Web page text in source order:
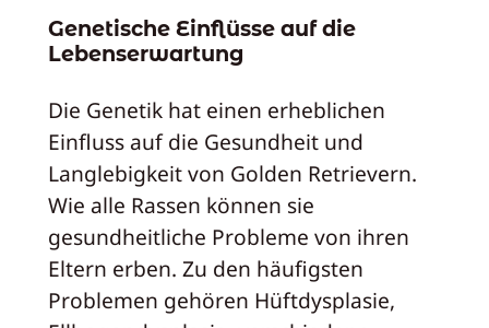
Genetische Einflüsse auf die
Lebenserwartung
Die Genetik hat einen erheblichen
Einfluss auf die Gesundheit und
Langlebigkeit von Golden Retrievern.
Wie alle Rassen können sie
gesundheitliche Probleme von ihren
Eltern erben. Zu den häufigsten
Problemen gehören Hüftdysplasie,